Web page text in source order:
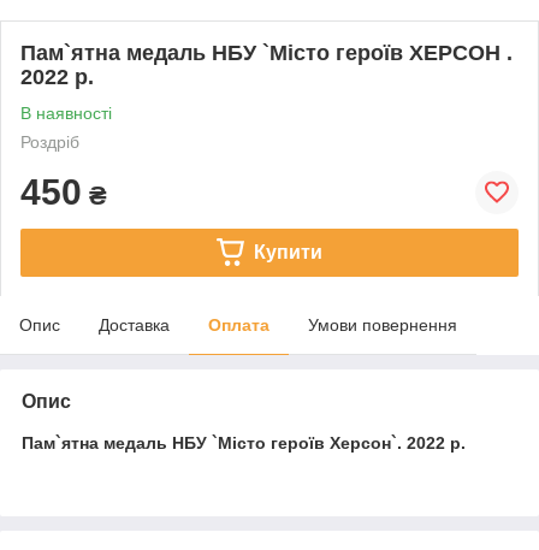
Пам`ятна медаль НБУ `Місто героїв ХЕРСОН .
2022 р.
В наявності
Роздріб
450 ₴
Купити
Опис Доставка Оплата Умови повернення
Опис
Пам`ятна медаль НБУ `Місто героїв Херсон`. 2022 р.